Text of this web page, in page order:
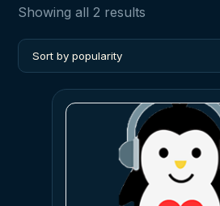
Showing all 2 results